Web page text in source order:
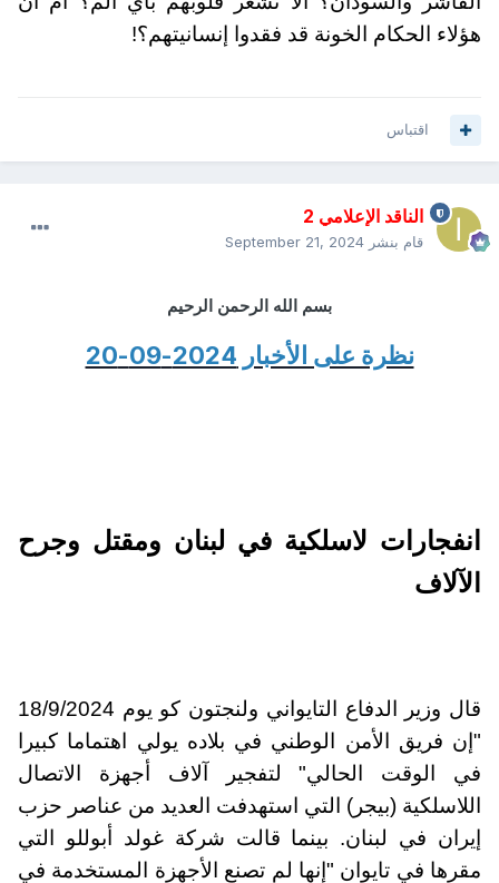
هؤلاء الحكام الخونة قد فقدوا إنسانيتهم؟!
اقتباس
الناقد الإعلامي 2
قام بنشر September 21, 2024
بسم الله الرحمن الرحيم
نظرة على الأخبار 2024-09-20
انفجارات لاسلكية في لبنان ومقتل وجرح
الآلاف
قال وزير الدفاع التايواني ولنجتون كو يوم 18/9/2024
"إن فريق الأمن الوطني في بلاده يولي اهتماما كبيرا
في الوقت الحالي" لتفجير آلاف أجهزة الاتصال
اللاسلكية (بيجر) التي استهدفت العديد من عناصر حزب
إيران في لبنان. بينما قالت شركة غولد أبوللو التي
مقرها في تايوان "إنها لم تصنع الأجهزة المستخدمة في